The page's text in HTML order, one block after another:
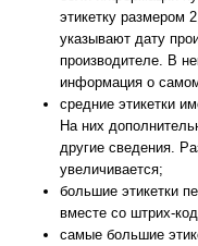
этикетку размером
указывают дату
производителе. В
информация о
средние этикетки
На них
другие сведения.
увеличивается;
большие этикетки
вместе со штрих-
самые большие